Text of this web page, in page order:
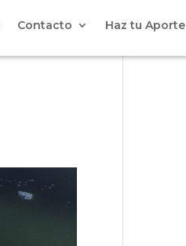
Contacto Haz tu Aporte